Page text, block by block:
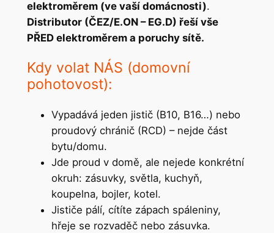
elektroměrem (ve vaší domácnosti).
Distributor (ČEZ/E.ON – EG.D) řeší vše
PŘED elektroměrem a poruchy sítě.
Kdy volat NÁS (domovní
pohotovost):
Vypadává jeden jistič (B10, B16…) nebo
proudový chránič (RCD) – nejde část
bytu/domu.
Jde proud v domě, ale nejede konkrétní
okruh: zásuvky, světla, kuchyň,
koupelna, bojler, kotel.
Jističe pálí, cítíte zápach spáleniny,
hřeje se rozvaděč nebo zásuvka.